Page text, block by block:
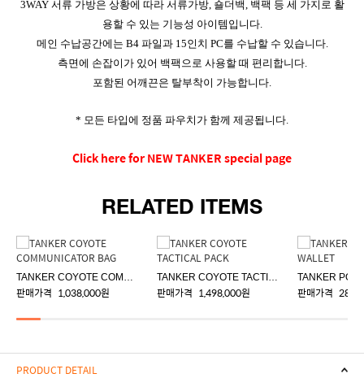
3WAY 서류 가방은 상황에 따라 서류가방, 숄더백, 백팩 등 세 가지로 활
용할 수 있는 기능성 아이템입니다.
메인 수납공간에는 B4 파일과 15인치 PC를 수납할 수 있습니다.
측면에 손잡이가 있어 백팩으로 사용할 때 편리합니다.
포함된 어깨끈은 탈부착이 가능합니다.
* 모든 타입에 정품 파우치가 함께 제공됩니다.
Click here for NEW TANKER special page
RELATED ITEMS
판매가격 1,038,000원 판매가격 1,498,000원 판매가격
PRODUCT DETAIL